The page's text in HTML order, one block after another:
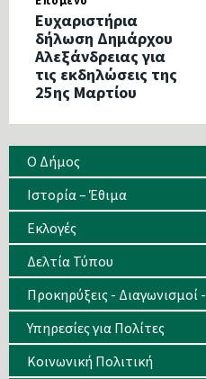
Ευχαριστήρια
δήλωση Δημάρχου
Αλεξάνδρειας για
τις εκδηλώσεις της
25ης Μαρτίου
Ο Δήμος
Ιστορία – Έθιμα
Eκλογές
Δελτία Τύπου
Προκηρύξεις - Διαγωνισμοί
Υπηρεσίες για Πολίτες
Κοινωνική Πολιτική